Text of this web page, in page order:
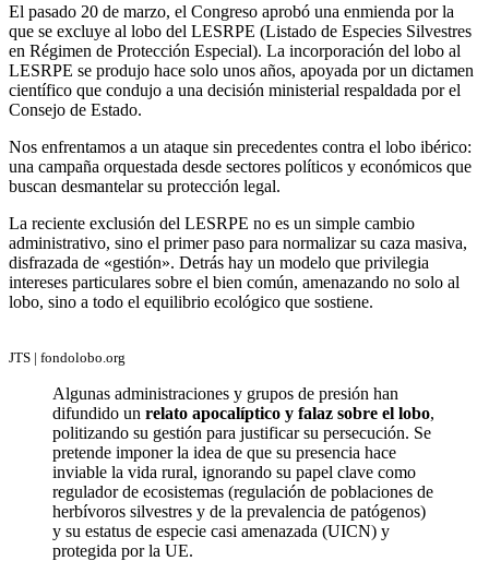
El pasado 20 de marzo, el Congreso aprobó una enmienda por la
que se excluye al lobo del LESRPE (Listado de Especies Silvestres
en Régimen de Protección Especial). La incorporación del lobo al
LESRPE se produjo hace solo unos años, apoyada por un dictamen
científico que condujo a una decisión ministerial respaldada por el
Consejo de Estado.
Nos enfrentamos a un ataque sin precedentes contra el lobo ibérico:
una campaña orquestada desde sectores políticos y económicos que
buscan desmantelar su protección legal.
La reciente exclusión del LESRPE no es un simple cambio
administrativo, sino el primer paso para normalizar su caza masiva,
disfrazada de «gestión». Detrás hay un modelo que privilegia
intereses particulares sobre el bien común, amenazando no solo al
lobo, sino a todo el equilibrio ecológico que sostiene.
JTS | fondolobo.org
Algunas administraciones y grupos de presión han
difundido un relato apocalíptico y falaz sobre el lobo,
politizando su gestión para justificar su persecución. Se
pretende imponer la idea de que su presencia hace
inviable la vida rural, ignorando su papel clave como
regulador de ecosistemas (regulación de poblaciones de
herbívoros silvestres y de la prevalencia de patógenos)
y su estatus de especie casi amenazada (UICN) y
protegida por la UE.